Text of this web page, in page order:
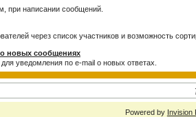
при написании сообщений.
через список участников и возможность
новых сообщениях
уведомления по e-mail о новых ответах.
Powered by Invision